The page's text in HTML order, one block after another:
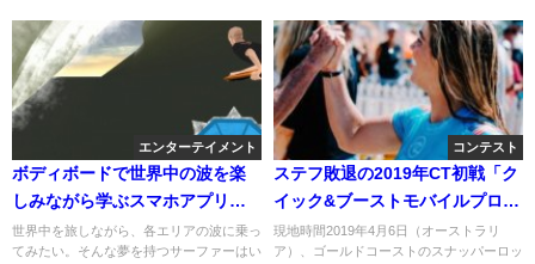
エンターテイメント
ボディボードで世界中の波を楽
しみながら学ぶスマホアプリ
「The Journey」
世界中を旅しながら、各エリアの波に乗っ
てみたい。そんな夢を持つサーファーはい
コンテスト
ステフ敗退の2019年CT初戦「ク
イック&ブーストモバイルプロ」
四日目
現地時間2019年4月6日（オーストラリ
ア）、ゴールドコーストのスナッパーロッ